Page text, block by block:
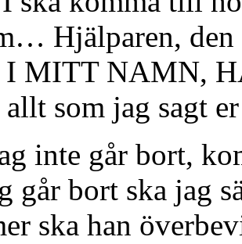
Hjälparen, den
I MITT NAMN,
allt som jag sagt
inte går bort,
går bort ska jag
ska han